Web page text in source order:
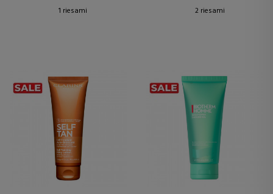
1 riesami
2 riesami